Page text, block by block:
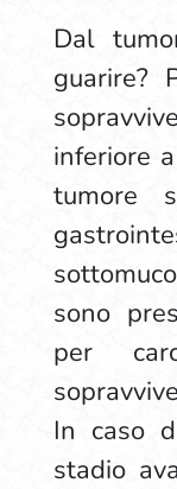
Dal
guarire?
inferiore
tumore
sono
per
In caso
stadio